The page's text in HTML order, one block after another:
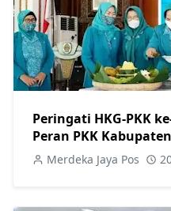
Peringati HKG-PKK
Peran PKK
Merdeka Jaya Pos